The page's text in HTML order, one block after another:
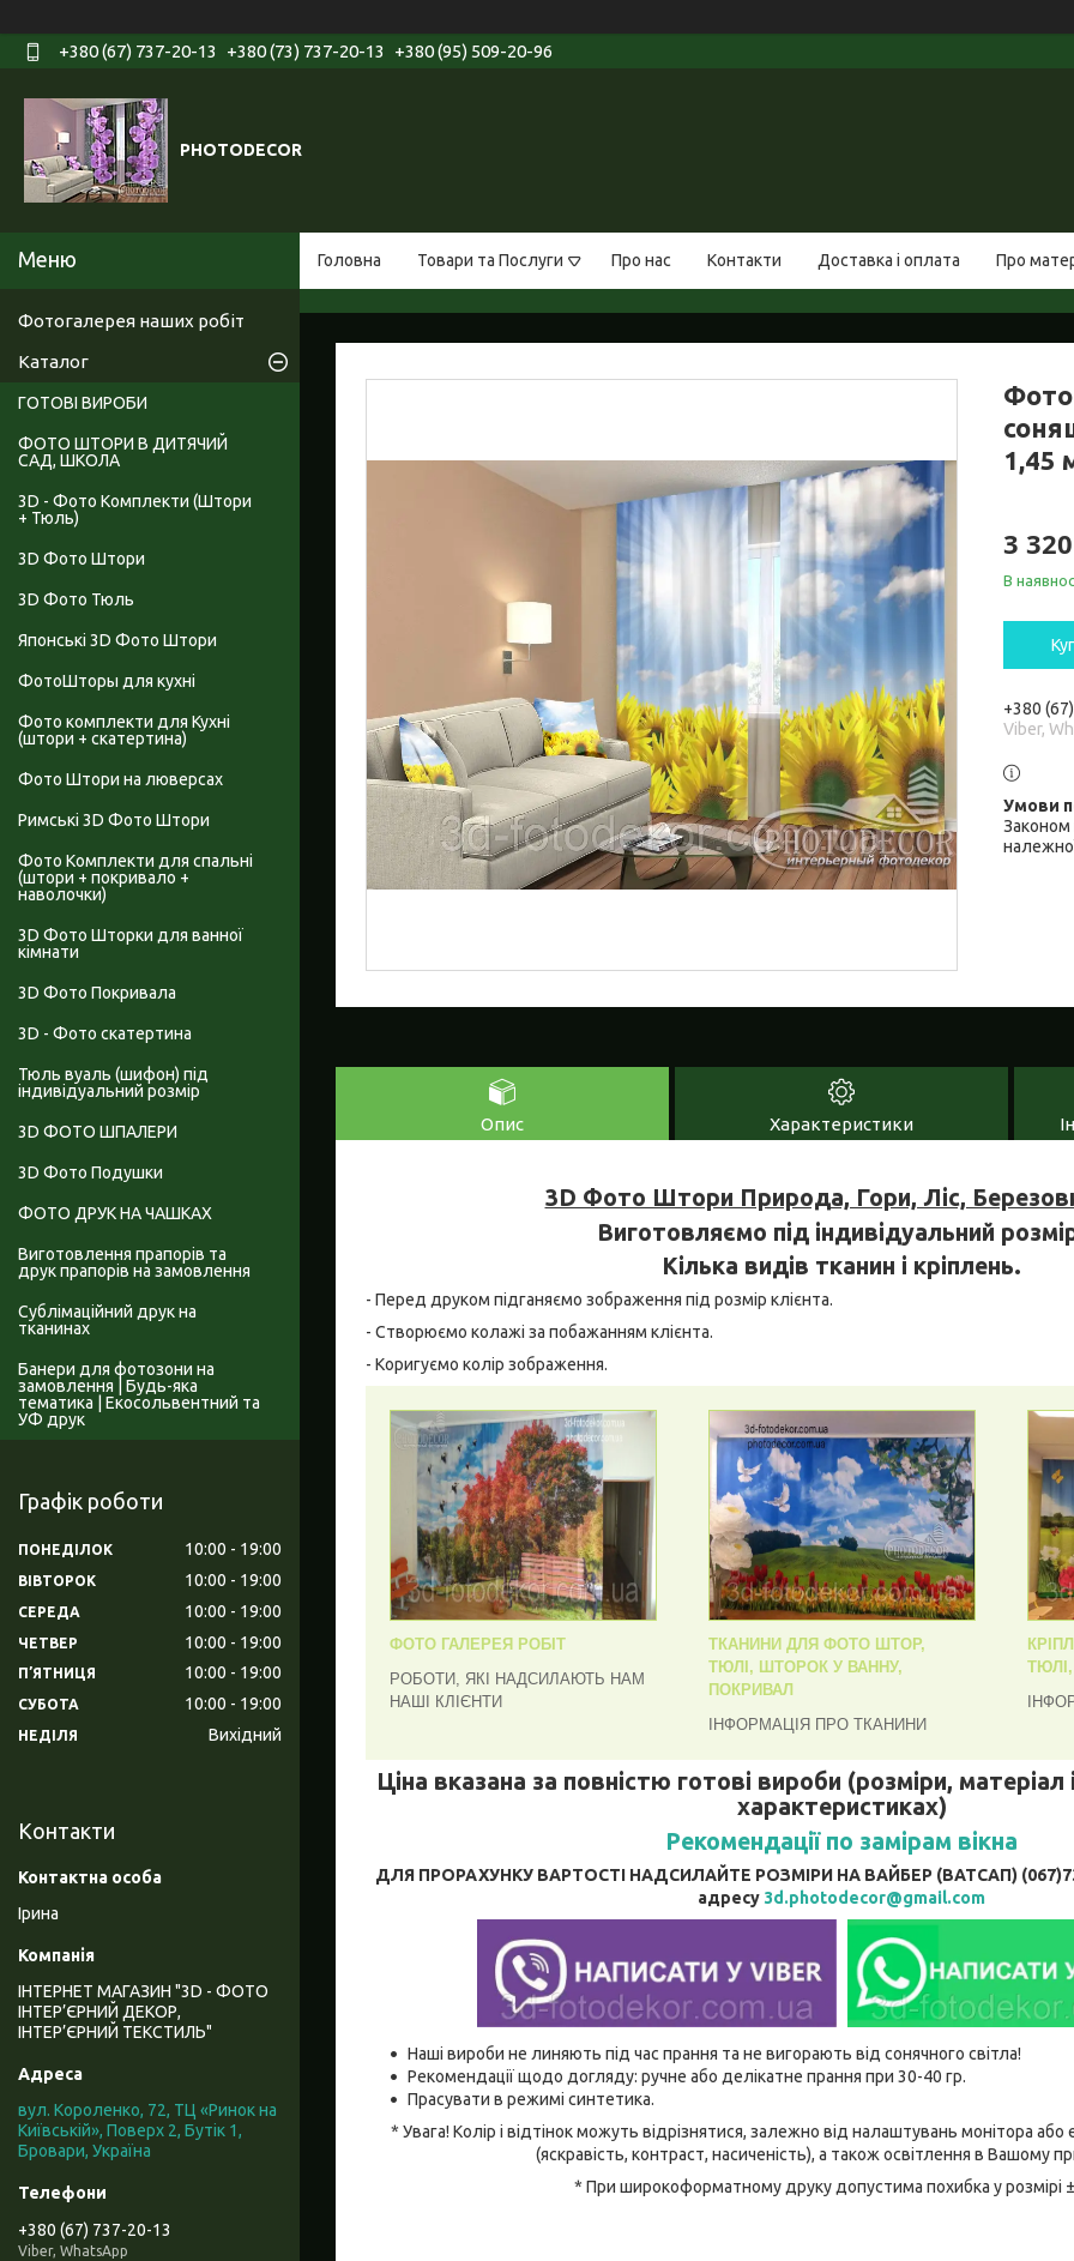
+380 (67) 737-20-13 +380 (73) 737-20-13 +380 (95) 509-20-96
PHOTODECOR
Головна Товари та Послуги Про нас Контакти Доставка і оплата Про
1,45
3
В
+380
Viber,
Законом
Опис Характеристики
3D Фото Штори Природа, Гори, Ліс,
Виготовляємо під індивідуальний
Кілька видів тканин і кріплень.
- Перед друком підганяємо зображення під розмір клієнта.
- Створюємо колажі за побажанням клієнта.
- Коригуємо колір зображення.
ФОТО ГАЛЕРЕЯ РОБІТ
РОБОТИ, ЯКІ НАДСИЛАЮТЬ НАМ
НАШІ КЛІЄНТИ
ТКАНИНИ ДЛЯ ФОТО ШТОР,
ТЮЛІ, ШТОРОК У ВАННУ,
ПОКРИВАЛ
ІНФОРМАЦІЯ ПРО ТКАНИНИ
Ціна вказана за повністю готові вироби (розміри, матеріал
характеристиках)
Рекомендації по замірам вікна
ДЛЯ ПРОРАХУНКУ ВАРТОСТІ НАДСИЛАЙТЕ РОЗМІРИ НА ВАЙБЕР (ВАТСАП)
адресу 3d.photodecor@gmail.com
Наші вироби не линяють під час прання та не вигорають від сонячного світла!
Рекомендації щодо догляду: ручне або делікатне прання при 30-40 гр.
Прасувати в режимі синтетика.
* Увага! Колір і відтінок можуть відрізнятися, залежно від налаштувань монітора
(яскравість, контраст, насиченість), а також освітлення в Вашому
* При широкоформатному друку допустима похибка у розмірі
Фотогалерея наших робіт
Каталог
ГОТОВІ ВИРОБИ
ФОТО ШТОРИ В ДИТЯЧИЙ
САД, ШКОЛА
3D - Фото Комплекти (Штори
+ Тюль)
3D Фото Штори
3D Фото Тюль
Японські 3D Фото Штори
ФотоШторы для кухні
Фото комплекти для Кухні
(штори + скатертина)
Фото Штори на люверсах
Римські 3D Фото Штори
Фото Комплекти для спальні
(штори + покривало +
наволочки)
3D Фото Шторки для ванної
кімнати
3D Фото Покривала
3D - Фото скатертина
Тюль вуаль (шифон) під
індивідуальний розмір
3D ФОТО ШПАЛЕРИ
3D Фото Подушки
ФОТО ДРУК НА ЧАШКАХ
Виготовлення прапорів та
друк прапорів на замовлення
Сублімаційний друк на
тканинах
Банери для фотозони на
замовлення | Будь-яка
тематика | Екосольвентний та
УФ друк
Графік роботи
ПОНЕДІЛОК 10:00 19:00
ВІВТОРОК 10:00 19:00
СЕРЕДА 10:00 19:00
ЧЕТВЕР 10:00 19:00
ПʼЯТНИЦЯ 10:00 19:00
СУБОТА 10:00 19:00
НЕДІЛЯ Вихідний
Контакти
Ірина
ІНТЕРНЕТ МАГАЗИН "3D - ФОТО
ІНТЕР’ЄРНИЙ ДЕКОР,
ІНТЕР’ЄРНИЙ ТЕКСТИЛЬ"
вул. Короленко, 72, ТЦ «Ринок на
Київській», Поверх 2, Бутік 1,
Бровари, Україна
+380 (67) 737-20-13
Viber, WhatsApp